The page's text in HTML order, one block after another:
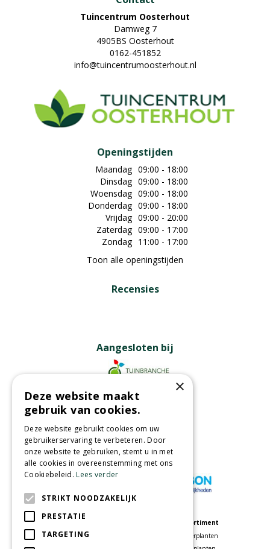
Tuincentrum Oosterhout
Damweg 7
4905BS Oosterhout
0162-451852
info@tuincentrumoosterhout.nl
Openingstijden
Maandag 09:00 - 18:00
Dinsdag 09:00 - 18:00
Woensdag 09:00 - 18:00
Donderdag 09:00 - 18:00
Vrijdag 09:00 - 20:00
Zaterdag 09:00 - 17:00
Zondag 11:00 - 17:00
Toon alle openingstijden
Recensies
Aangesloten bij
Partners
Wij accepteren
Tuincentrum
Assortiment
Kamerplanten
×
Deze website maakt
gebruik van cookies.
Deze website gebruikt cookies om uw
gebruikerservaring te verbeteren. Door
onze website te gebruiken, stemt u in met
alle cookies in overeenstemming met ons
Cookiebeleid.Lees verder
STRIKT NOODZAKELIJK
PRESTATIE
TARGETING